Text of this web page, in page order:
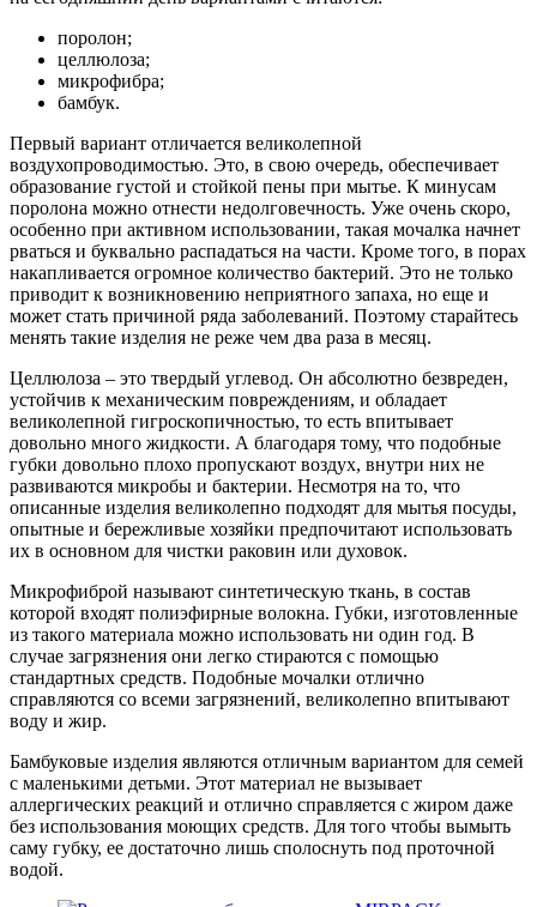
поролон;
целлюлоза;
микрофибра;
бамбук.
Первый вариант отличается великолепной
воздухопроводимостью. Это, в свою очередь, обеспечивает
образование густой и стойкой пены при мытье. К минусам
поролона можно отнести недолговечность. Уже очень скоро,
особенно при активном использовании, такая мочалка начнет
рваться и буквально распадаться на части. Кроме того, в порах
накапливается огромное количество бактерий. Это не только
приводит к возникновению неприятного запаха, но еще и
может стать причиной ряда заболеваний. Поэтому старайтесь
менять такие изделия не реже чем два раза в месяц.
Целлюлоза – это твердый углевод. Он абсолютно безвреден,
устойчив к механическим повреждениям, и обладает
великолепной гигроскопичностью, то есть впитывает
довольно много жидкости. А благодаря тому, что подобные
губки довольно плохо пропускают воздух, внутри них не
развиваются микробы и бактерии. Несмотря на то, что
описанные изделия великолепно подходят для мытья посуды,
опытные и бережливые хозяйки предпочитают использовать
их в основном для чистки раковин или духовок.
Микрофиброй называют синтетическую ткань, в состав
которой входят полиэфирные волокна. Губки, изготовленные
из такого материала можно использовать ни один год. В
случае загрязнения они легко стираются с помощью
стандартных средств. Подобные мочалки отлично
справляются со всеми загрязнений, великолепно впитывают
воду и жир.
Бамбуковые изделия являются отличным вариантом для семей
с маленькими детьми. Этот материал не вызывает
аллергических реакций и отлично справляется с жиром даже
без использования моющих средств. Для того чтобы вымыть
саму губку, ее достаточно лишь сполоснуть под проточной
водой.